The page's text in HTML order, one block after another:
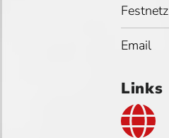
Festnetz
Email
Links